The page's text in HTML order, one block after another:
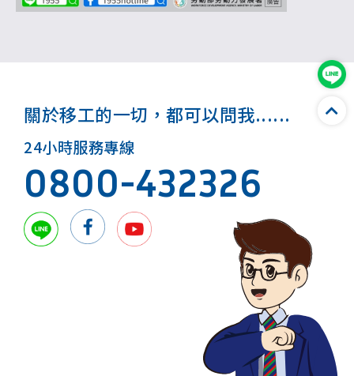
關於移工的一切，都可以問我......
24小時服務專線
0800-432326